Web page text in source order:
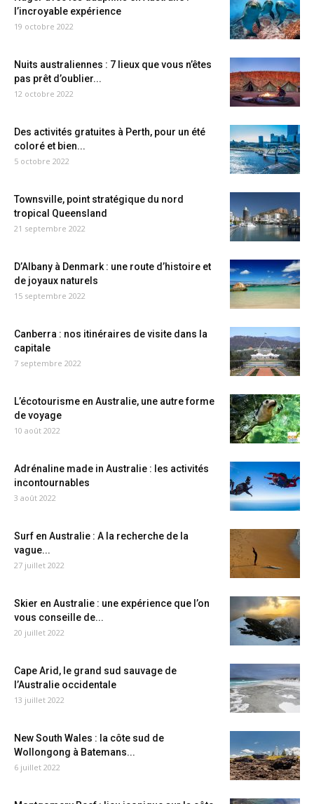
l’incroyable expérience
19 octobre 2022
Nuits australiennes : 7 lieux que vous n’êtes
pas prêt d’oublier...
12 octobre 2022
Des activités gratuites à Perth, pour un été
coloré et bien...
5 octobre 2022
Townsville, point stratégique du nord
tropical Queensland
21 septembre 2022
D’Albany à Denmark : une route d’histoire et
de joyaux naturels
15 septembre 2022
Canberra : nos itinéraires de visite dans la
capitale
7 septembre 2022
L’écotourisme en Australie, une autre forme
de voyage
10 août 2022
Adrénaline made in Australie : les activités
incontournables
3 août 2022
Surf en Australie : A la recherche de la
vague...
27 juillet 2022
Skier en Australie : une expérience que l’on
vous conseille de...
20 juillet 2022
Cape Arid, le grand sud sauvage de
l’Australie occidentale
13 juillet 2022
New South Wales : la côte sud de
Wollongong à Batemans...
6 juillet 2022